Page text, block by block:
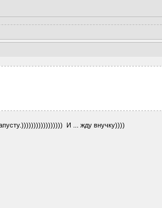
И ... жду внучку))))